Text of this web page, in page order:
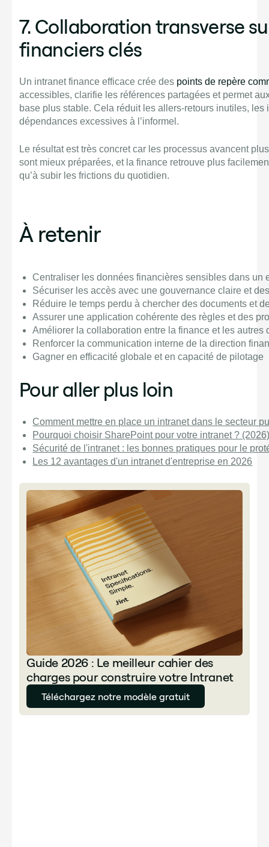
7. Collaboration transverse
financiers clés
Un intranet finance efficace crée des points de repère
accessibles, clarifie les références partagées et permet
base plus stable. Cela réduit les allers-retours inutiles, les
dépendances excessives à l’informel.
Le résultat est très concret car les processus avancent
sont mieux préparées, et la finance retrouve plus
qu’à subir les frictions du quotidien.
À retenir
Centraliser les données financières sensibles dans un
Sécuriser les accès avec une gouvernance claire et
Réduire le temps perdu à chercher des documents et
Assurer une application cohérente des règles et des
Améliorer la collaboration entre la finance et les autres
Renforcer la communication interne de la direction
Gagner en efficacité globale et en capacité de pilotage
Pour aller plus loin
Comment mettre en place un intranet dans le secteur
Pourquoi choisir SharePoint pour votre intranet ?
Sécurité de l'intranet : les bonnes pratiques pour le
Les 12 avantages d'un intranet d'entreprise en 2026
Guide 2026 : Le meilleur cahier des
charges pour construire votre Intranet
Téléchargez notre modèle gratuit